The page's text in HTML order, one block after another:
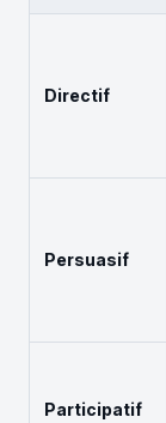
Directif
Persuasif
Participatif